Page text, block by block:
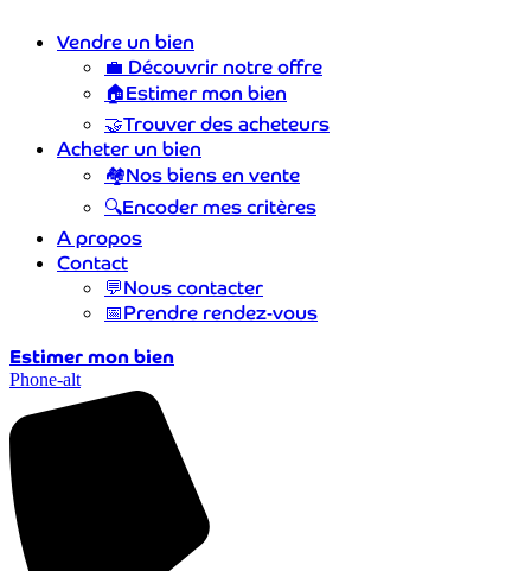
Vendre un bien
💼 Découvrir notre offre
🏠Estimer mon bien
🤝Trouver des acheteurs
Acheter un bien
🏘️Nos biens en vente
🔍Encoder mes critères
A propos
Contact
💬Nous contacter
📅Prendre rendez-vous
Estimer mon bien
Phone-alt